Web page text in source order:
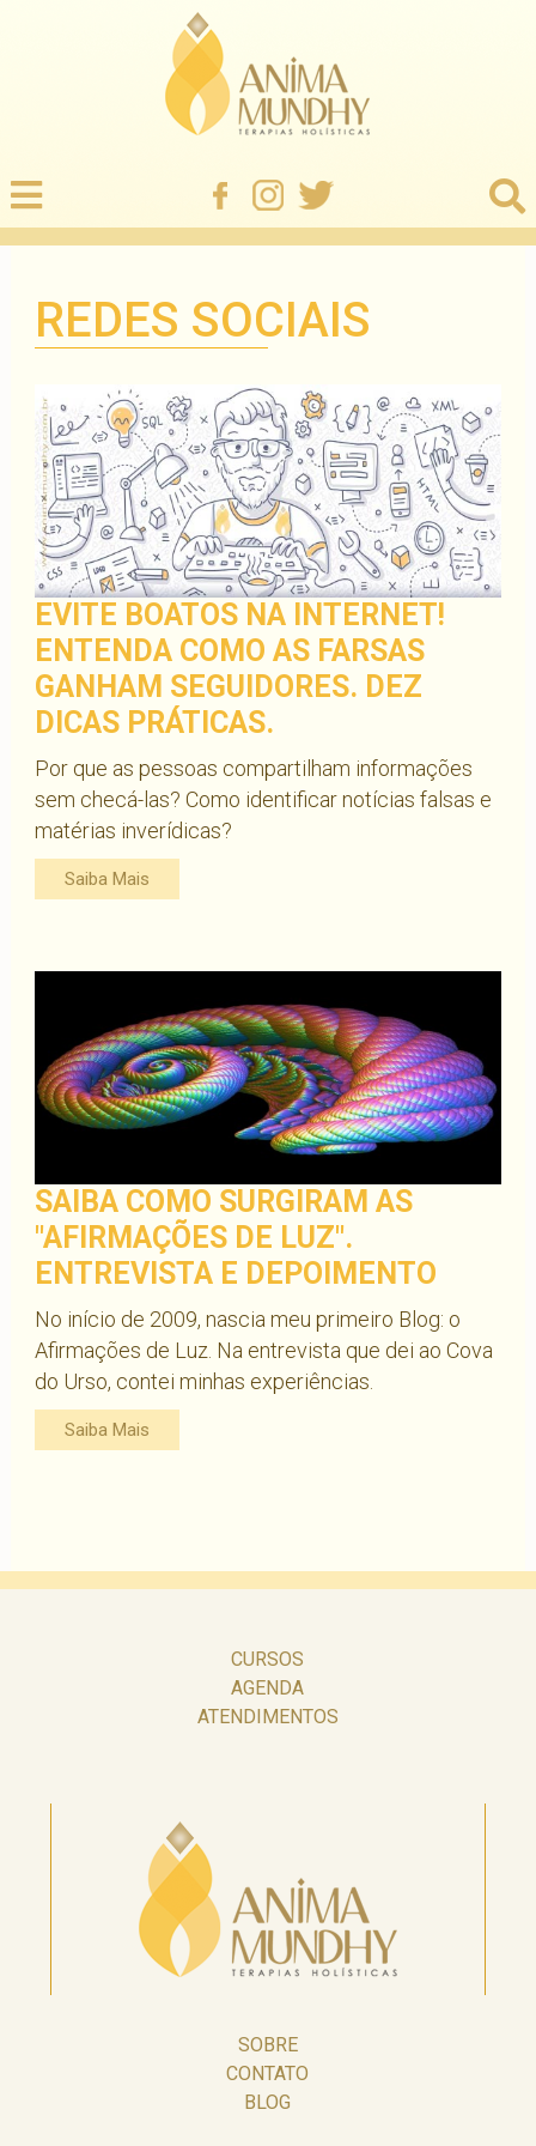
REDES SOCIAIS
EVITE BOATOS NA INTERNET!
ENTENDA COMO AS FARSAS
GANHAM SEGUIDORES. DEZ
DICAS PRÁTICAS.
Por que as pessoas compartilham informações
sem checá-las? Como identificar notícias falsas e
matérias inverídicas?
Saiba Mais
SAIBA COMO SURGIRAM AS
"AFIRMAÇÕES DE LUZ".
ENTREVISTA E DEPOIMENTO
No início de 2009, nascia meu primeiro Blog: o
Afirmações de Luz. Na entrevista que dei ao Cova
do Urso, contei minhas experiências.
Saiba Mais
CURSOS
AGENDA
ATENDIMENTOS
SOBRE
CONTATO
BLOG